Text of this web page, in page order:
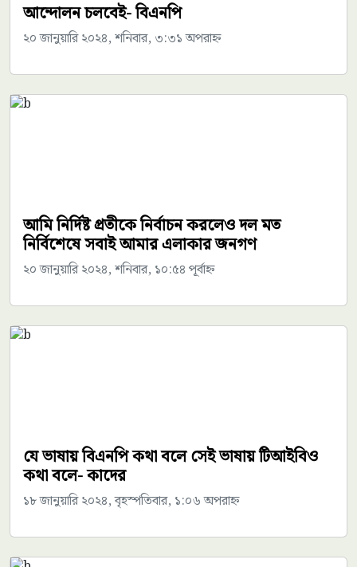
আন্দোলন চলবেই- বিএনপি
২০ জানুয়ারি ২০২৪, শনিবার, ৩:৩১ অপরাহ্ন
আমি নির্দিষ্ট প্রতীকে নির্বাচন করলেও দল মত
নির্বিশেষে সবাই আমার এলাকার জনগণ
২০ জানুয়ারি ২০২৪, শনিবার, ১০:৫৪ পূর্বাহ্ন
যে ভাষায় বিএনপি কথা বলে সেই ভাষায় টিআইবিও
কথা বলে- কাদের
১৮ জানুয়ারি ২০২৪, বৃহস্পতিবার, ১:০৬ অপরাহ্ন